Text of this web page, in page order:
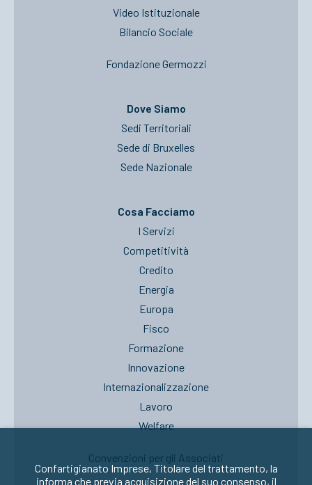
Video Istituzionale
Bilancio Sociale
Fondazione Germozzi
Dove Siamo
Sedi Territoriali
Sede di Bruxelles
Sede Nazionale
Cosa Facciamo
I Servizi
Competitività
Credito
Energia
Europa
Fisco
Formazione
Innovazione
Internazionalizzazione
Lavoro
Welfare
Convenzioni per gli Associati
Confartigianato Imprese, Titolare del trattamento, la
informa che previa acquisizione del suo consenso, il